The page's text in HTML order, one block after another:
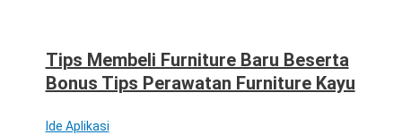
Tips Membeli Furniture Baru Beserta
Bonus Tips Perawatan Furniture Kayu
Ide Aplikasi